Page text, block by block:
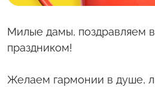
Милые дамы, поздравляем
праздником!
Желаем гармонии в душе,